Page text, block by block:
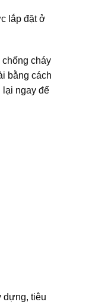
lắp đặt ở
cháy
bằng cách
lại ngay để
dựng, tiêu